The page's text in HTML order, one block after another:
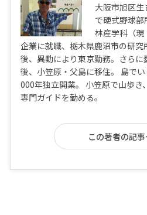
大阪市旭区生
で硬式野球
林産学科（現
企業に就職、栃木県鹿沼市の研究
後、異動により東京勤務。さらに
後、小笠原・父島に移住。 島で
000年独立開業。 小笠原で山歩き
専門ガイドを勤める。
この著者の記